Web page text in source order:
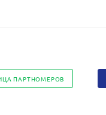
ПАРТНОМЕРОВ